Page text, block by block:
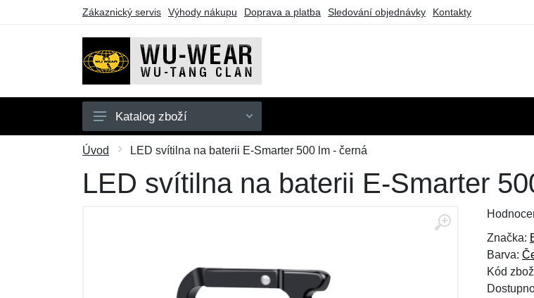
Zákaznický servis Výhody nákupu Doprava a platba Sledování objednávky Kontakty
Mikiny
Trička
Katalog zboží
Úvod LED svítilna na baterii E-Smarter 500 lm - černá
LED svítilna na baterii E-Smarter
Značka:
Barva:
Kód